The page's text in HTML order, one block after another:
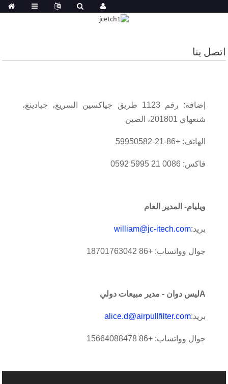
اتصل بنا
إضافة: رقم 1123 طريق جياكسين السريع، جيادينغ،
شنغهاي 201801، الصين
الهاتف: +86-21-59950582
فاكس: 0086 21 5995 0592
ويليام- المدير العام
بريد:william@jc-itech.com
جوال وواتساب: +86 18701763042
Aليس دوان - مدير مبيعات دولي
بريد:alice.d@airpullfilter.com
جوال وواتساب: +86 15664088478